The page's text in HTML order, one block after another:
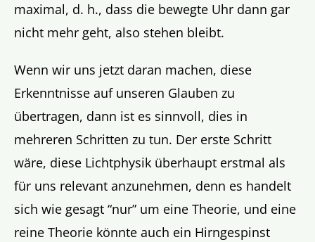
maximal, d. h., dass die bewegte Uhr dann gar
nicht mehr geht, also stehen bleibt.
Wenn wir uns jetzt daran machen, diese
Erkenntnisse auf unseren Glauben zu
übertragen, dann ist es sinnvoll, dies in
mehreren Schritten zu tun. Der erste Schritt
wäre, diese Lichtphysik überhaupt erstmal als
für uns relevant anzunehmen, denn es handelt
sich wie gesagt “nur” um eine Theorie, und eine
reine Theorie könnte auch ein Hirngespinst